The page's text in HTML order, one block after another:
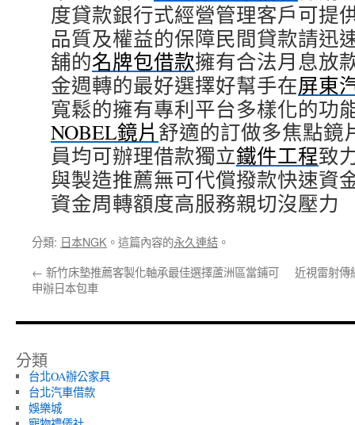
度貸款銀行式經營管理客戶可提
品質及權益的保障民間貸款請迅
舖的名牌包借款擁有合法月息放
金週轉的最好選擇好幫手在屏東
寬鬆的擁有專利平台多樣化的功
NOBEL鏡片 舒適的訂做多焦點鏡
員均可辦理借款獨立鐵件工程致
與製造推薦無可代償撥款快速資
資金周轉額度高服務親切沒壓力
分類: 日本NGK 。這篇內容的永久連結 。
← 新竹床墊推薦客製化軸承最佳選擇蘆洲區當鋪可
申辦日本包車
近視雷射傳
分類
台北OA辦公家具
台北汽車借款
娛樂城